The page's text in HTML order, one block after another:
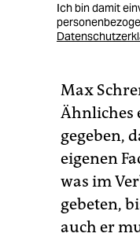
Ich bin damit
Max
Ähnliches
gegeben,
eigenen
was im
gebeten,
auch er